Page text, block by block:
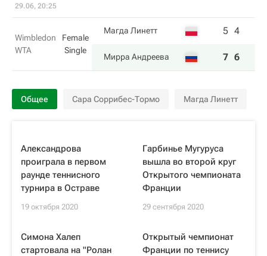
29.06, 20:25
Wimbledon
WTA
Female
Single
Магда Линетт 5 4
Мирра Андреева 7 6
Общее Сара Соррибес-Тормо Магда Линетт
Александрова
проиграла в первом
раунде теннисного
турнира в Остраве
19 октября 2020
Гарбинье Мугуруса
вышла во второй круг
Открытого чемпионата
Франции
29 сентября 2020
Симона Халеп
стартовала на "Ролан
Открытый чемпионат
Франции по теннису